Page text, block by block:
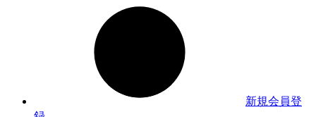
新規会員登